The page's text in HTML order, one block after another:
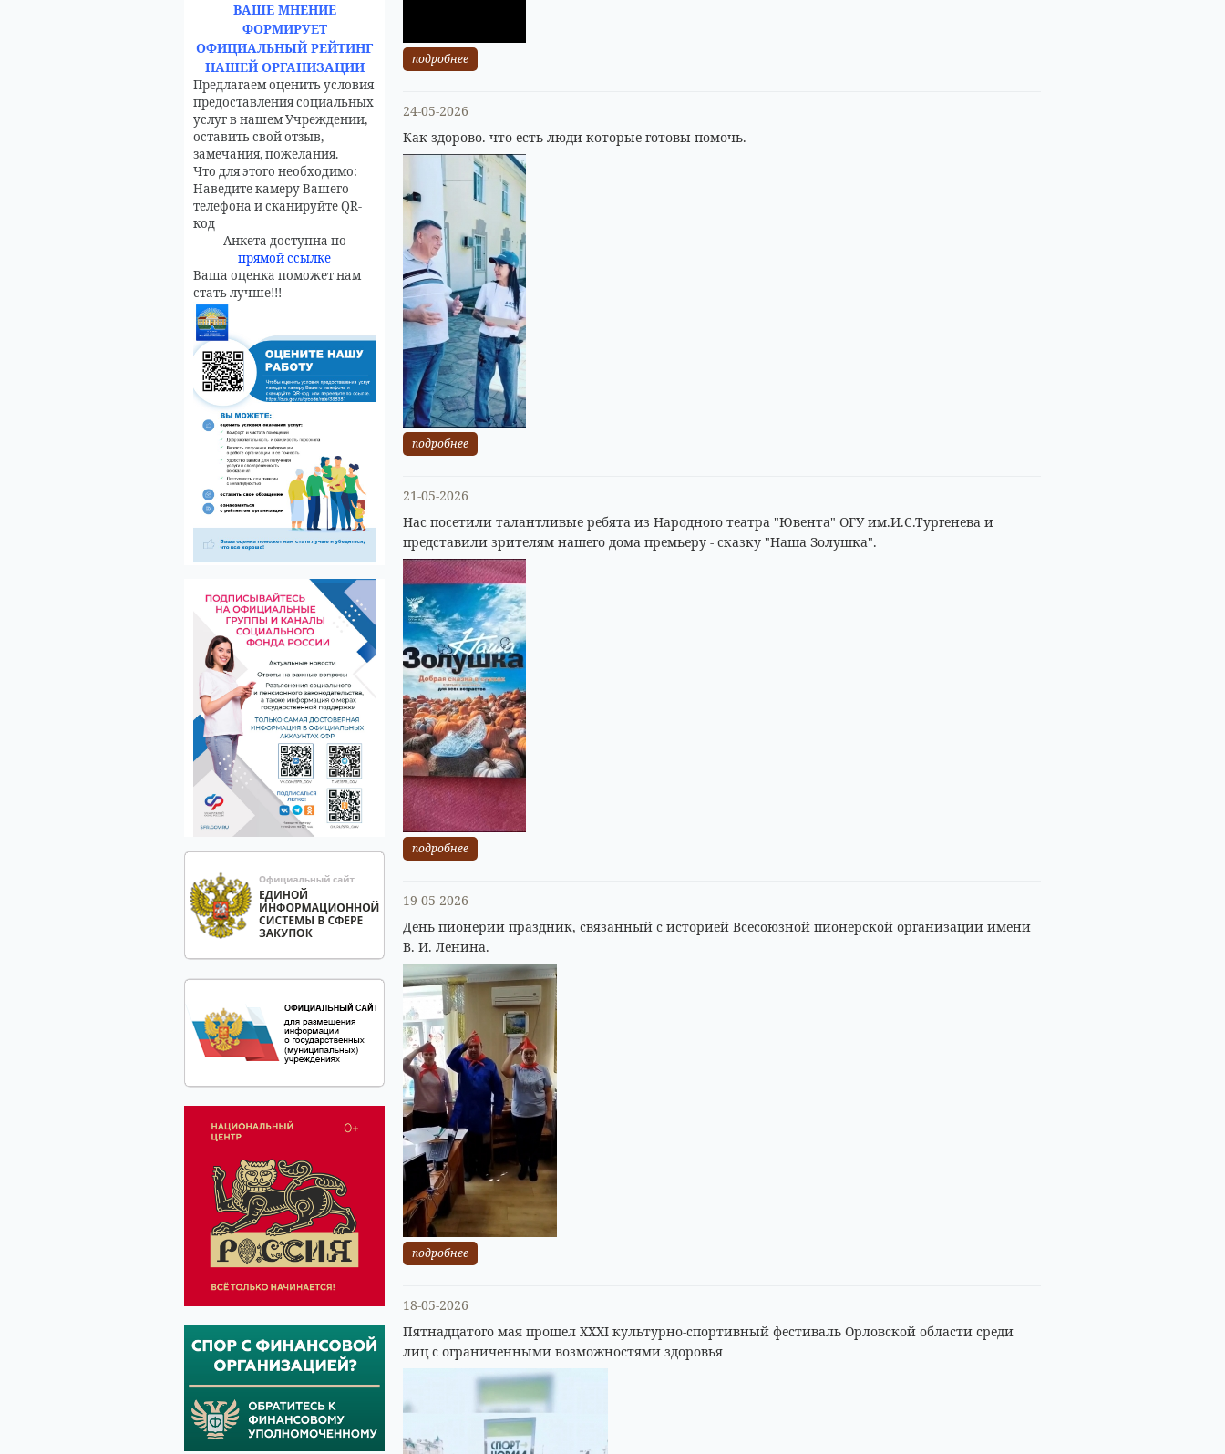
ВАШЕ МНЕНИЕ
ФОРМИРУЕТ
ОФИЦИАЛЬНЫЙ РЕЙТИНГ
НАШЕЙ ОРГАНИЗАЦИИ
Предлагаем оценить условия
предоставления социальных
услуг в нашем Учреждении,
оставить свой отзыв,
замечания, пожелания.
Что для этого необходимо:
Наведите камеру Вашего
телефона и сканируйте QR-
код
Анкета доступна по
прямой ссылке
Ваша оценка поможет нам
стать лучше!!!
подробнее
24-05-2026
Как здорово. что есть люди которые готовы помочь.
подробнее
21-05-2026
Нас посетили талантливые ребята из Народного театра "Ювента" ОГУ им.И.С.Тургенева и
представили зрителям нашего дома премьеру - сказку "Наша Золушка".
подробнее
19-05-2026
День пионерии праздник, связанный с историей Всесоюзной пионерской организации имени
В. И. Ленина.
подробнее
18-05-2026
Пятнадцатого мая прошел XXXI культурно-спортивный фестиваль Орловской области среди
лиц с ограниченными возможностями здоровья